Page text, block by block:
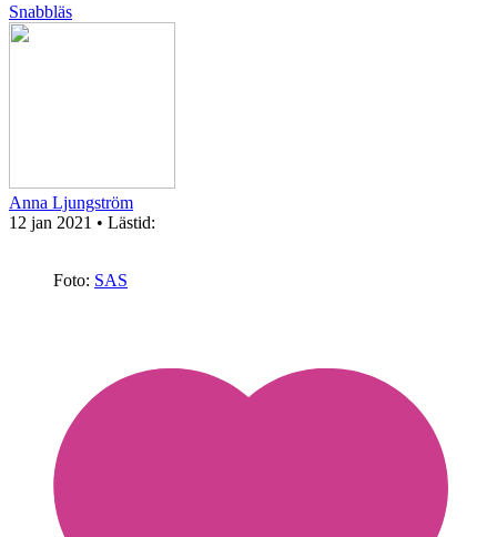
Snabbläs
Anna Ljungström
12 jan 2021 • Lästid:
Foto: SAS